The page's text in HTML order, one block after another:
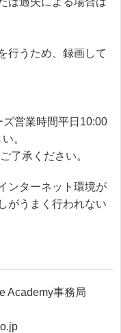
行うため、録画して
営業時間平日10:00
。
了承ください。
ンターネット環境が
がうまく行われない
Academy事務局